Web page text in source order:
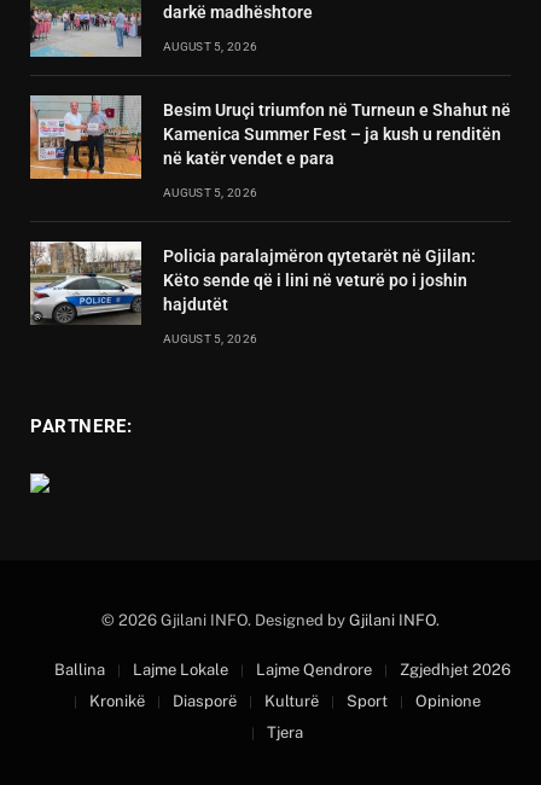
darkë madhështore
AUGUST 5, 2026
Besim Uruçi triumfon në Turneun e Shahut në
Kamenica Summer Fest – ja kush u renditën
në katër vendet e para
AUGUST 5, 2026
Policia paralajmëron qytetarët në Gjilan:
Këto sende që i lini në veturë po i joshin
hajdutët
AUGUST 5, 2026
PARTNERE:
© 2026 Gjilani INFO. Designed by Gjilani INFO.
Ballina Lajme Lokale Lajme Qendrore
Zgjedhjet 2026
Kronikë
Diasporë Kulturë Sport
Opinione
Tjera